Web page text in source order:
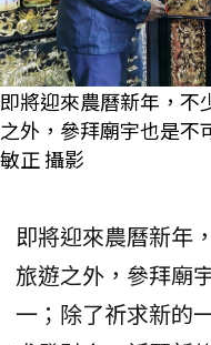
即將迎來農曆新年，不
之外，參拜廟宇也是不
敏正 攝影
即將迎來農曆新年
旅遊之外，參拜廟
一；除了祈求新的